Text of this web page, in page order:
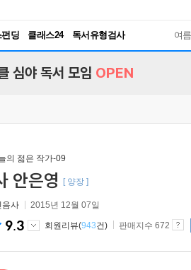
딩 클래스24
RBTI Lab
독서유형검사
여
심야 독서 모임 OPEN
의 젊은 작가-09
안은영 [ 양장 ]
음사 2015년 12월 07일
9.3 회원리뷰(943건) 판매지수 672